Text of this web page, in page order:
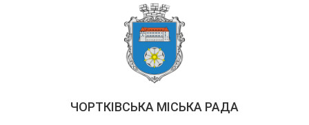
ЧОРТКІВСЬКА МІСЬКА РАДА